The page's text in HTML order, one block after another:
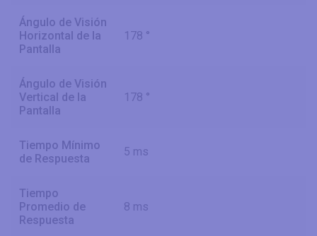
Ángulo de Visión
Horizontal de la
Pantalla
178 °
Ángulo de Visión
Vertical de la
Pantalla
178 °
Tiempo Mínimo
de Respuesta
5 ms
Tiempo
Promedio de
Respuesta
8 ms